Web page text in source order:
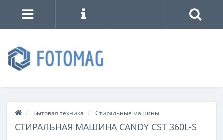
Бытовая техника Стиральные машины
СТИРАЛЬНАЯ МАШИНА CANDY CST 360L-S